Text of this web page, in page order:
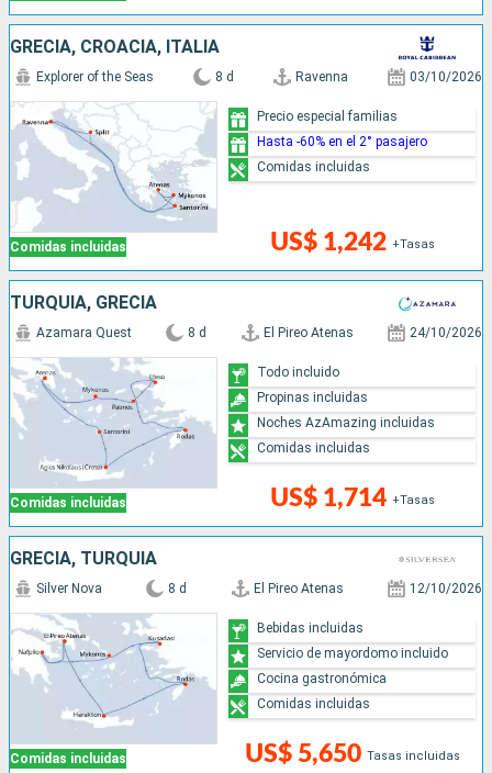
GRECIA, CROACIA, ITALIA
Comidas incluidas
Explorer of the Seas 8 d Ravenna 03/10/2026
US$ 1,242 +Tasas
Precio especial familias
Hasta -60% en el 2° pasajero
Comidas incluidas
TURQUÍA, GRECIA
Comidas incluidas
Azamara Quest 8 d El Pireo Atenas 24/10/2026
US$ 1,714 +Tasas
Todo incluido
Propinas incluidas
Noches AzAmazing incluidas
Comidas incluidas
GRECIA, TURQUÍA
Comidas incluidas
Silver Nova 8 d El Pireo Atenas 12/10/2026
US$ 5,650 Tasas incluidas
Bebidas incluidas
Servicio de mayordomo incluido
Cocina gastronómica
Comidas incluidas